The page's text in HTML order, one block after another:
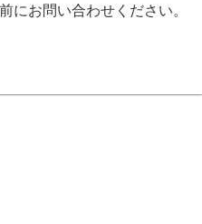
にお問い合わせください。